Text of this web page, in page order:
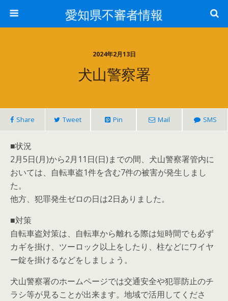
愛知県不審者情報
2024年2月13日
犬山警察署
Share Tweet Pin Mail SMS
■状況
2月5日(月)から2月11日(日)までの間、犬山警察署管内に
おいては、自転車盗1件を含む7件の被害が発生しまし
た。
他方、犯罪発生ゼロの日は2日ありました。
■対策
自転車盗対策は、自転車から離れる際は短時間でも必ず
カギを掛け、ツーロック以上をしたり、柱などにワイヤ
ー錠を掛けるなどをしましょう。
犬山警察署のホームページでは交通安全や犯罪防止のチ
ラシ等が見ることが出来ます。地域で活用してくださ